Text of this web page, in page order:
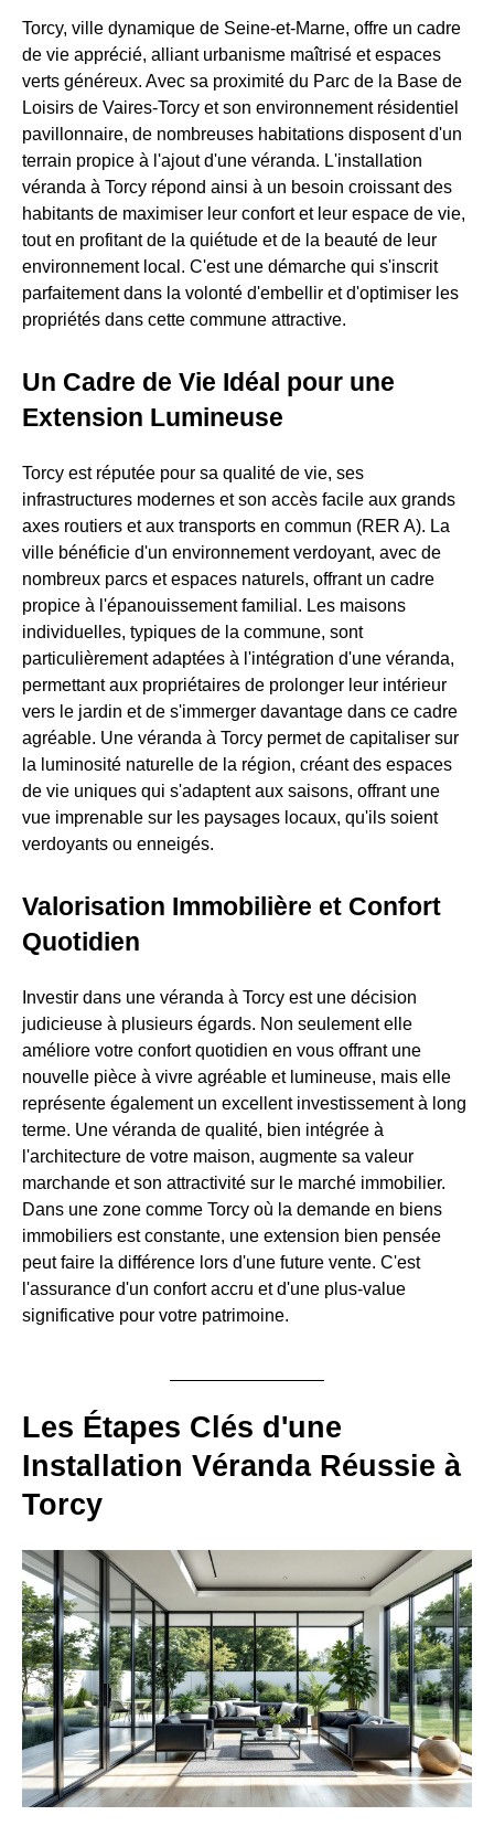
Torcy, ville dynamique de Seine-et-Marne, offre un cadre
de vie apprécié, alliant urbanisme maîtrisé et espaces
verts généreux. Avec sa proximité du Parc de la Base de
Loisirs de Vaires-Torcy et son environnement résidentiel
pavillonnaire, de nombreuses habitations disposent d'un
terrain propice à l'ajout d'une véranda. L'installation
véranda à Torcy répond ainsi à un besoin croissant des
habitants de maximiser leur confort et leur espace de vie,
tout en profitant de la quiétude et de la beauté de leur
environnement local. C'est une démarche qui s'inscrit
parfaitement dans la volonté d'embellir et d'optimiser les
propriétés dans cette commune attractive.
Un Cadre de Vie Idéal pour une
Extension Lumineuse
Torcy est réputée pour sa qualité de vie, ses
infrastructures modernes et son accès facile aux grands
axes routiers et aux transports en commun (RER A). La
ville bénéficie d'un environnement verdoyant, avec de
nombreux parcs et espaces naturels, offrant un cadre
propice à l'épanouissement familial. Les maisons
individuelles, typiques de la commune, sont
particulièrement adaptées à l'intégration d'une véranda,
permettant aux propriétaires de prolonger leur intérieur
vers le jardin et de s'immerger davantage dans ce cadre
agréable. Une véranda à Torcy permet de capitaliser sur
la luminosité naturelle de la région, créant des espaces
de vie uniques qui s'adaptent aux saisons, offrant une
vue imprenable sur les paysages locaux, qu'ils soient
verdoyants ou enneigés.
Valorisation Immobilière et Confort
Quotidien
Investir dans une véranda à Torcy est une décision
judicieuse à plusieurs égards. Non seulement elle
améliore votre confort quotidien en vous offrant une
nouvelle pièce à vivre agréable et lumineuse, mais elle
représente également un excellent investissement à long
terme. Une véranda de qualité, bien intégrée à
l'architecture de votre maison, augmente sa valeur
marchande et son attractivité sur le marché immobilier.
Dans une zone comme Torcy où la demande en biens
immobiliers est constante, une extension bien pensée
peut faire la différence lors d'une future vente. C'est
l'assurance d'un confort accru et d'une plus-value
significative pour votre patrimoine.
Les Étapes Clés d'une
Installation Véranda Réussie à
Torcy